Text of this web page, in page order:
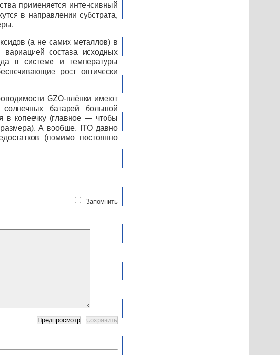
применяется интенсивный
в направлении субстрата,
(а не самих металлов) в
вариацией состава исходных
в системе и температуры
рост оптически
GZO-плёнки имеют
батарей большой
в копеечку (главное — чтобы
А вообще,
ITOдавно
(помимо постоянно
Запомнить